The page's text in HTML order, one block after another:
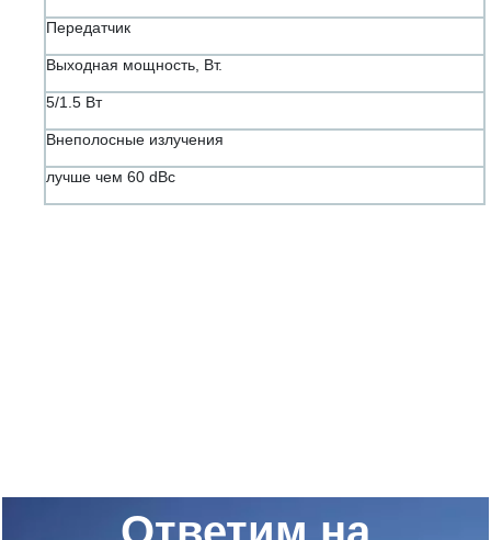
Передатчик
Выходная мощность, Вт.
5/1.5 Вт
Внеполосные излучения
лучше чем 60 dBc⁠